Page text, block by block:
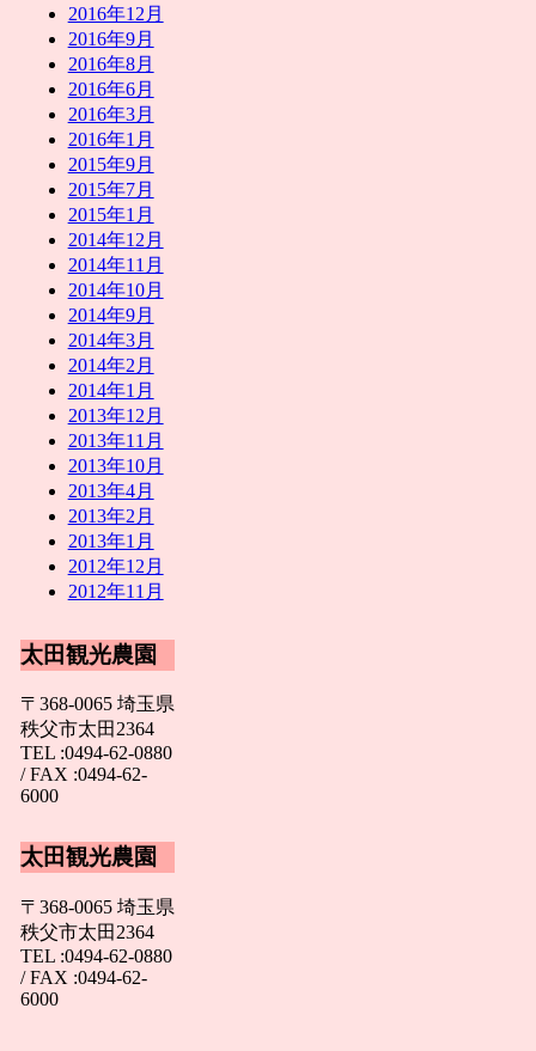
2016年12月
2016年9月
2016年8月
2016年6月
2016年3月
2016年1月
2015年9月
2015年7月
2015年1月
2014年12月
2014年11月
2014年10月
2014年9月
2014年3月
2014年2月
2014年1月
2013年12月
2013年11月
2013年10月
2013年4月
2013年2月
2013年1月
2012年12月
2012年11月
太田観光農園
〒368-0065 埼玉県
秩父市太田2364
TEL :0494-62-0880
/ FAX :0494-62-
6000
太田観光農園
〒368-0065 埼玉県
秩父市太田2364
TEL :0494-62-0880
/ FAX :0494-62-
6000